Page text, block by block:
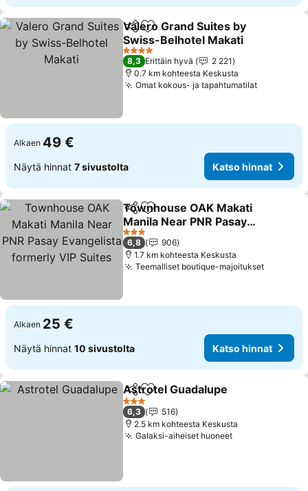
Jaa Lisää suosikkeihin
Valero Grand Suites by
Swiss-Belhotel Makati
4 Tähtiluokitus
8,3 Erittäin hyvä
2 221
0.7 km kohteesta Keskusta
Omat kokous- ja tapahtumatilat
Alkaen 49 €
Näytä hinnat 7 sivustolta Katso hinnat
Jaa Lisää suosikkeihin
Townhouse OAK Makati
Manila Near PNR Pasay
Evangelista formerly VIP
Suites
3 Tähtiluokitus
6,8
906
1.7 km kohteesta Keskusta
Teemalliset boutique-majoitukset
Alkaen 25 €
Näytä hinnat 10 sivustolta Katso hinnat
Jaa Lisää suosikkeihin
Astrotel Guadalupe
3 Tähtiluokitus
6,3
516
2.5 km kohteesta Keskusta
Galaksi-aiheiset huoneet